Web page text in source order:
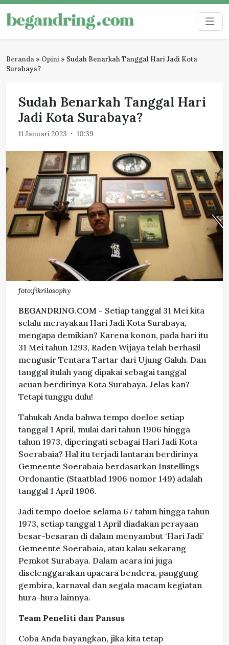
Skip
to
content
Begandring
Menjaga ingatan untuk masa depan
Beranda » Opini » Sudah Benarkah Tanggal Hari Jadi Kota
Surabaya?
Sudah Benarkah Tanggal Hari
Jadi Kota Surabaya?
11 Januari 2023 10:39
foto:fikrilosophy
BEGANDRING.COM - Setiap tanggal 31 Mei kita
selalu merayakan Hari Jadi Kota Surabaya,
mengapa demikian? Karena konon, pada hari itu
31 Mei tahun 1293, Raden Wijaya telah berhasil
mengusir Tentara Tartar dari Ujung Galuh. Dan
tanggal itulah yang dipakai sebagai tanggal
acuan berdirinya Kota Surabaya. Jelas kan?
Tetapi tunggu dulu!
Tahukah Anda bahwa tempo doeloe setiap
tanggal 1 April, mulai dari tahun 1906 hingga
tahun 1973, diperingati sebagai Hari Jadi Kota
Soerabaia? Hal itu terjadi lantaran berdirinya
Gemeente Soerabaia berdasarkan Instellings
Ordonantie (Staatblad 1906 nomor 149) adalah
tanggal 1 April 1906.
Jadi tempo doeloe selama 67 tahun hingga tahun
1973, setiap tanggal 1 April diadakan perayaan
besar-besaran di dalam menyambut ‘Hari Jadi’
Gemeente Soerabaia, atau kalau sekarang
Pemkot Surabaya. Dalam acara ini juga
diselenggarakan upacara bendera, panggung
gembira, karnaval dan segala macam kegiatan
hura-hura lainnya.
Team Peneliti dan Pansus
Coba Anda bayangkan, jika kita tetap